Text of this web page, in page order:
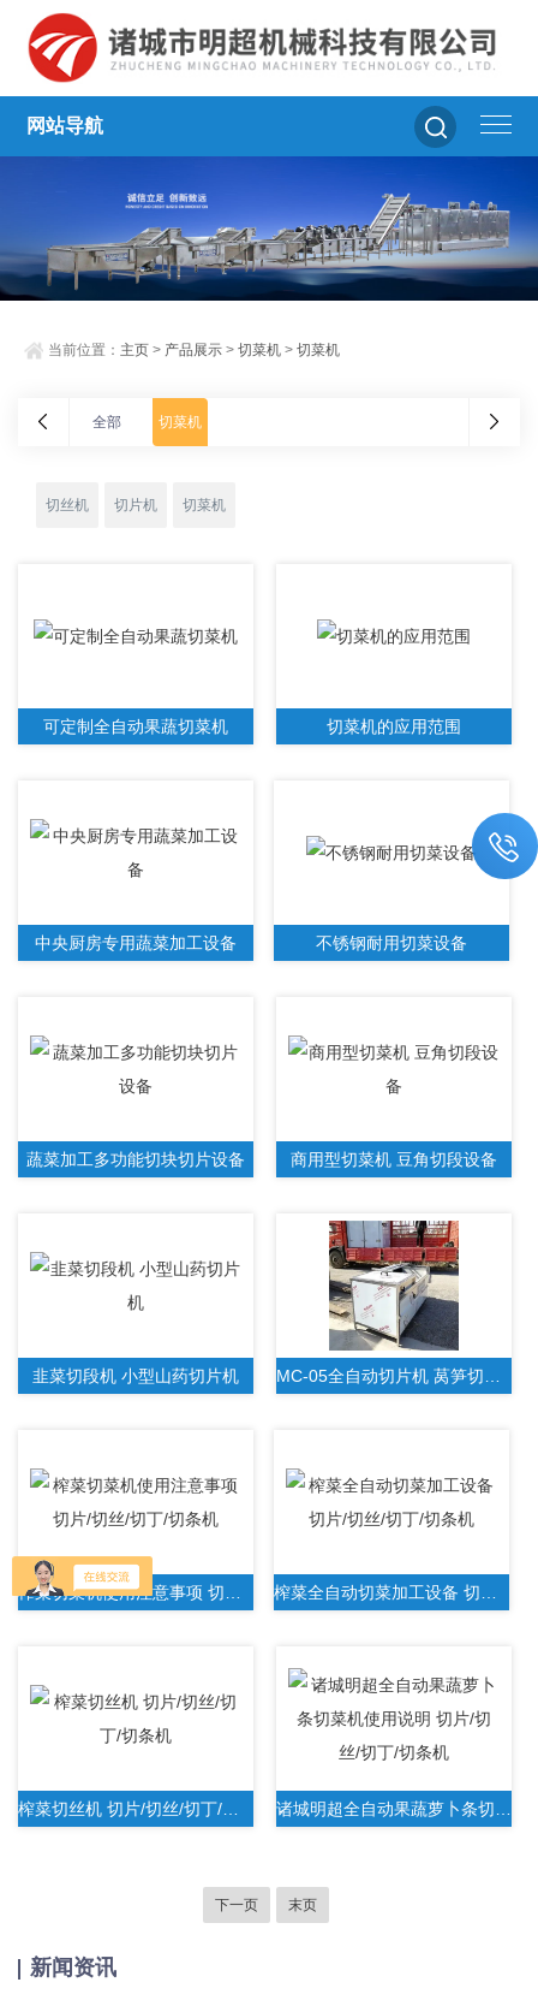
网站导航
当前位置： 主页 > 产品展示 >切菜机 >切菜机
全部 切菜机
切丝机 切片机 切菜机
可定制全自动果蔬切菜机 切菜机的应用范围
中央厨房专用蔬菜加工设备 不锈钢耐用切菜设备
蔬菜加工多功能切块切片设备 商用型切菜机 豆角切段设备
韭菜切段机 小型山药切片机
下一页 末页
新闻资讯